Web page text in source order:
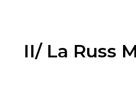
II/ La Russ